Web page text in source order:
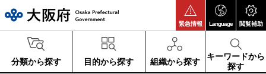
緊急情報 Language 閲覧補助
分類から探す 目的から探す 組織から探す
キーワードから
探す